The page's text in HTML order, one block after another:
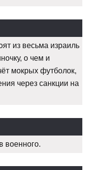
из весьма израиль
о чем и
мокрых футболок,
через санкции на
военного.